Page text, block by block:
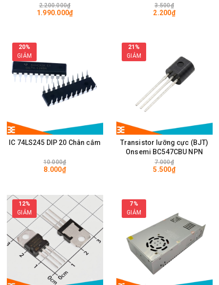
SE1002 100Mps
2.200.000₫
1.990.000₫
3.500₫
2.200₫
20%
GIẢM
IC 74LS245 DIP 20 Chân cắm
10.000₫
8.000₫
21%
GIẢM
Transistor lưỡng cực (BJT)
Onsemi BC547CBU NPN
7.000₫
5.500₫
12%
GIẢM
7%
GIẢM